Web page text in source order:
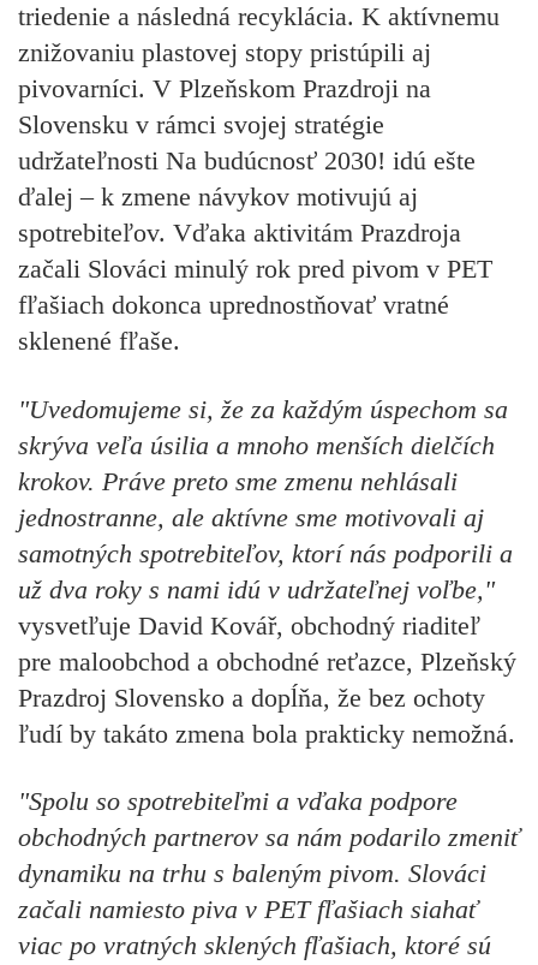
triedenie a následná recyklácia. K aktívnemu
znižovaniu plastovej stopy pristúpili aj
pivovarníci. V Plzeňskom Prazdroji na
Slovensku v rámci svojej stratégie
udržateľnosti Na budúcnosť 2030! idú ešte
ďalej – k zmene návykov motivujú aj
spotrebiteľov. Vďaka aktivitám Prazdroja
začali Slováci minulý rok pred pivom v PET
fľašiach dokonca uprednostňovať vratné
sklenené fľaše.
"Uvedomujeme si, že za každým úspechom sa
skrýva veľa úsilia a mnoho menších dielčích
krokov. Práve preto sme zmenu nehlásali
jednostranne, ale aktívne sme motivovali aj
samotných spotrebiteľov, ktorí nás podporili a
už dva roky s nami idú v udržateľnej voľbe,"
vysvetľuje David Kovář, obchodný riaditeľ
pre maloobchod a obchodné reťazce, Plzeňský
Prazdroj Slovensko a dopĺňa, že bez ochoty
ľudí by takáto zmena bola prakticky nemožná.
"Spolu so spotrebiteľmi a vďaka podpore
obchodných partnerov sa nám podarilo zmeniť
dynamiku na trhu s baleným pivom. Slováci
začali namiesto piva v PET fľašiach siahať
viac po vratných sklených fľašiach, ktoré sú